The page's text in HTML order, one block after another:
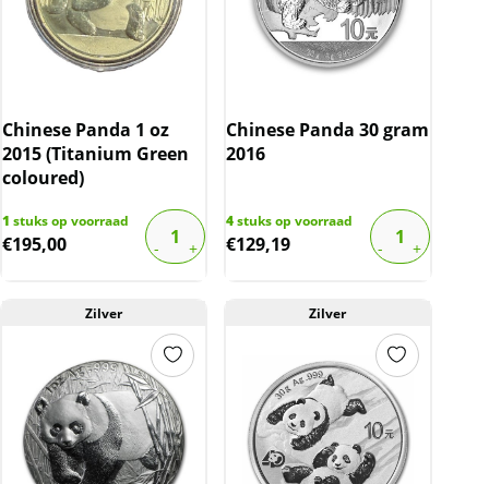
Chinese Panda 1 oz
2015 (Titanium Green
coloured)
1 stuks op voorraad
€195,00
Chinese Panda 30 gram
2016
4stuks op voorraad
€129,19
Zilver Zilver